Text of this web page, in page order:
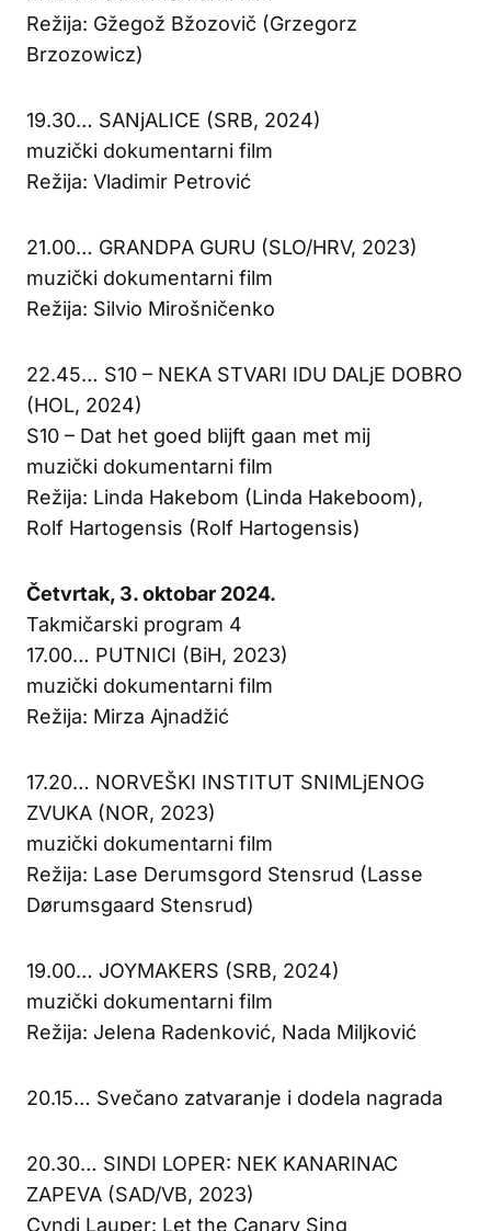
Režija: Gžegož Bžozovič (Grzegorz
Brzozowicz)
19.30… SANjALICE (SRB, 2024)
muzički dokumentarni film
Režija: Vladimir Petrović
21.00… GRANDPA GURU (SLO/HRV, 2023)
muzički dokumentarni film
Režija: Silvio Mirošničenko
22.45… S10 – NEKA STVARI IDU DALjE DOBRO
(HOL, 2024)
S10 – Dat het goed blijft gaan met mij
muzički dokumentarni film
Režija: Linda Hakebom (Linda Hakeboom),
Rolf Hartogensis (Rolf Hartogensis)
Četvrtak, 3. oktobar 2024.
Takmičarski program 4
17.00… PUTNICI (BiH, 2023)
muzički dokumentarni film
Režija: Mirza Ajnadžić
17.20… NORVEŠKI INSTITUT SNIMLjENOG
ZVUKA (NOR, 2023)
muzički dokumentarni film
Režija: Lase Derumsgord Stensrud (Lasse
Dørumsgaard Stensrud)
19.00… JOYMAKERS (SRB, 2024)
muzički dokumentarni film
Režija: Jelena Radenković, Nada Miljković
20.15… Svečano zatvaranje i dodela nagrada
20.30… SINDI LOPER: NEK KANARINAC
ZAPEVA (SAD/VB, 2023)
Cyndi Lauper: Let the Canary Sing